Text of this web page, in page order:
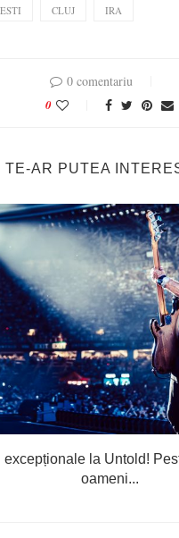
CLUJ IRA
0 comentariu
0
TE-AR PUTEA
excepționale la Untold!
oameni...